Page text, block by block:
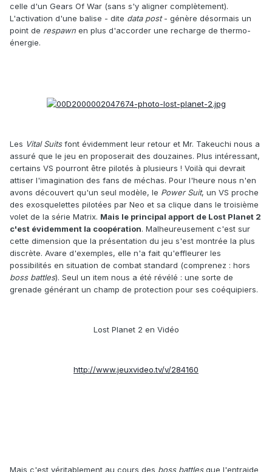
celle d'un Gears Of War (sans s'y aligner complètement).
L'activation d'une balise - dite data post- génère désormais un
point de respawn en plus d'accorder une recharge de thermo-
énergie.
Les Vital Suitsfont évidemment leur retour et Mr. Takeuchi nous a
assuré que le jeu en proposerait des douzaines. Plus intéressant,
certains VS pourront être pilotés à plusieurs ! Voilà qui devrait
attiser l'imagination des fans de méchas. Pour l'heure nous n'en
avons découvert qu'un seul modèle, le Power Suit, un VS proche
des exosquelettes pilotées par Neo et sa clique dans le troisième
volet de la série Matrix. Mais le principal apport de Lost Planet 2
c'est évidemment la coopération. Malheureusement c'est sur
cette dimension que la présentation du jeu s'est montrée la plus
discrète. Avare d'exemples, elle n'a fait qu'effleurer les
possibilités en situation de combat standard (comprenez : hors
boss battles). Seul un item nous a été révélé : une sorte de
grenade générant un champ de protection pour ses coéquipiers.
Lost Planet 2 en Vidéo
http://www.jeuxvideo.tv/v/284160
Mais c'est véritablement au cours des boss battlesque l'entraide